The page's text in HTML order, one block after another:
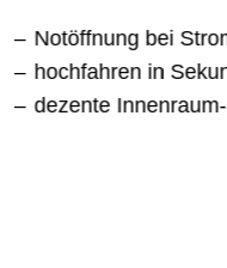
Notöffnung bei
hochfahren in
dezente